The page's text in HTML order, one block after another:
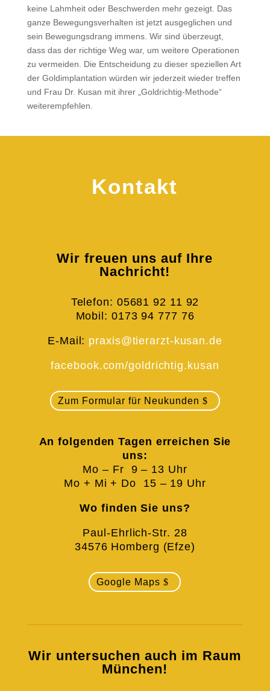
keine Lahmheit oder Beschwerden mehr gezeigt. Das
ganze Bewegungsverhalten ist jetzt ausgeglichen und
sein Bewegungsdrang immens. Wir sind überzeugt,
dass das der richtige Weg war, um weitere Operationen
zu vermeiden. Die Entscheidung zu dieser speziellen Art
der Goldimplantation würden wir jederzeit wieder treffen
und Frau Dr. Kusan mit ihrer „Goldrichtig-Methode“
weiterempfehlen.
Kontakt
Wir freuen uns auf Ihre
Nachricht!
Telefon: 05681 92 11 92
Mobil: 0173 94 777 76
E-Mail: praxis@tierarzt-kusan.de
facebook.com/goldrichtig.kusan
Zum Formular für Neukunden
An folgenden Tagen erreichen Sie
uns:
Mo – Fr 9 – 13 Uhr
Mo + Mi + Do 15 – 19 Uhr
Wo finden Sie uns?
Paul-Ehrlich-Str. 28
34576 Homberg (Efze)
Google Maps
Wir untersuchen auch im Raum
München!